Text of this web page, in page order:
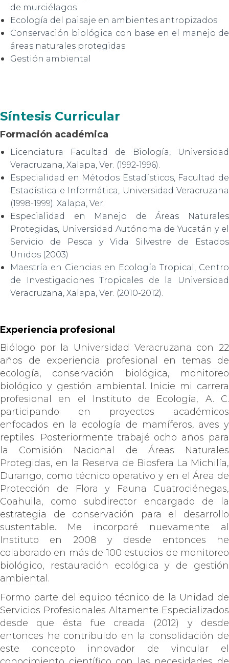
de murciélagos
Ecología del paisaje en ambientes antropizados
Conservación biológica con base en el manejo de
áreas naturales protegidas
Gestión ambiental
Síntesis Curricular
Formación académica
Licenciatura Facultad de Biología, Universidad
Veracruzana, Xalapa, Ver. (1992-1996).
Especialidad en Métodos Estadísticos, Facultad de
Estadística e Informática, Universidad Veracruzana
(1998-1999). Xalapa, Ver.
Especialidad en Manejo de Áreas Naturales
Protegidas, Universidad Autónoma de Yucatán y el
Servicio de Pesca y Vida Silvestre de Estados
Unidos (2003)
Maestría en Ciencias en Ecología Tropical, Centro
de Investigaciones Tropicales de la Universidad
Veracruzana, Xalapa, Ver. (2010-2012).
Experiencia profesional
Biólogo por la Universidad Veracruzana con 22
años de experiencia profesional en temas de
ecología, conservación biológica, monitoreo
biológico y gestión ambiental. Inicie mi carrera
profesional en el Instituto de Ecología, A. C.
participando en proyectos académicos
enfocados en la ecología de mamíferos, aves y
reptiles. Posteriormente trabajé ocho años para
la Comisión Nacional de Áreas Naturales
Protegidas, en la Reserva de Biosfera La Michilía,
Durango, como técnico operativo y en el Área de
Protección de Flora y Fauna Cuatrociénegas,
Coahuila, como subdirector encargado de la
estrategia de conservación para el desarrollo
sustentable. Me incorporé nuevamente al
Instituto en 2008 y desde entonces he
colaborado en más de 100 estudios de monitoreo
biológico, restauración ecológica y de gestión
ambiental.
Formo parte del equipo técnico de la Unidad de
Servicios Profesionales Altamente Especializados
desde que ésta fue creada (2012) y desde
entonces he contribuido en la consolidación de
este concepto innovador de vincular el